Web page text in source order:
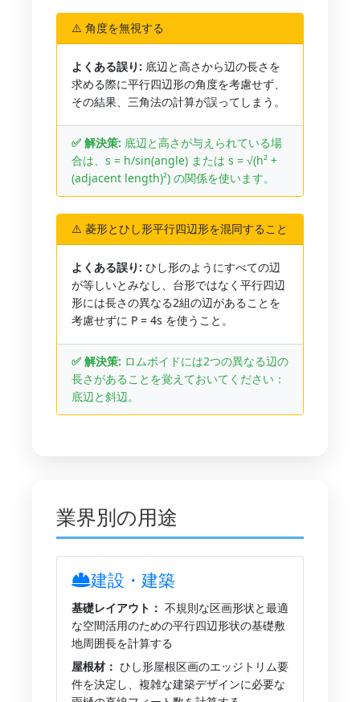
⚠️ 角度を無視する
よくある誤り: 底辺と高さから辺の長さを
求める際に平行四辺形の角度を考慮せず、
その結果、三角法の計算が誤ってしまう。
✅ 解決策: 底辺と高さが与えられている場
合は、s = h/sin(angle) または s = √(h² +
(adjacent length)²) の関係を使います。
⚠️ 菱形とひし形平行四辺形を混同すること
よくある誤り: ひし形のようにすべての辺
が等しいとみなし、台形ではなく平行四辺
形には長さの異なる2組の辺があることを
考慮せずに P = 4s を使うこと。
✅ 解決策: ロムボイドには2つの異なる辺の
長さがあることを覚えておいてください：
底辺と斜辺。
業界別の用途
建設・建築
基礎レイアウト： 不規則な区画形状と最適
な空間活用のための平行四辺形状の基礎敷
地周囲長を計算する
屋根材： ひし形屋根区画のエッジトリム要
件を決定し、複雑な建築デザインに必要な